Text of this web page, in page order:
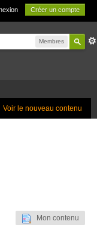
Créer un compte
Membres
Voir le nouveau contenu
Mon contenu